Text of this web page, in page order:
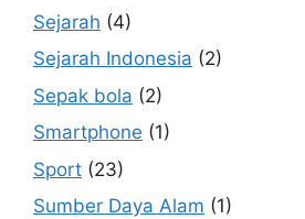
Sejarah (4)
Sejarah Indonesia (2)
Sepak bola (2)
Smartphone (1)
Sport (23)
Sumber Daya Alam (1)